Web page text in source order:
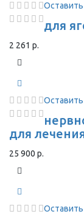
для
2 261 р.
для
25 900 р.